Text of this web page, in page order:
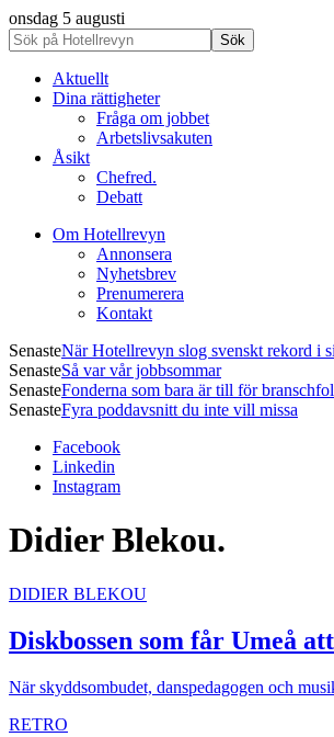
onsdag 5 augusti
Aktuellt
Dina rättigheter
Fråga om jobbet
Arbetslivsakuten
Åsikt
Chefred.
Debatt
Om Hotellrevyn
Annonsera
Nyhetsbrev
Prenumerera
Kontakt
SenasteNär Hotellrevyn slog svenskt rekord i
SenasteSå var vår jobbsommar
SenasteFonderna som bara är till för
SenasteFyra poddavsnitt du inte vill missa
Facebook
Linkedin
Instagram
Didier Blekou.
DIDIER BLEKOU
Diskbossen som får Umeå
När skyddsombudet, danspedagogen och
RETRO